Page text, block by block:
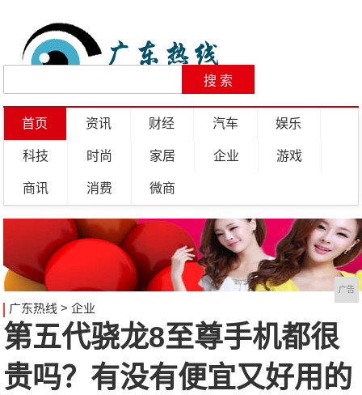
首页 资讯 财经 汽车 娱乐
科技 时尚 家居 企业 游戏
商讯 消费 微商
广告
广东热线 > 企业
第五代骁龙8至尊手机都很
贵吗？有没有便宜又好用的